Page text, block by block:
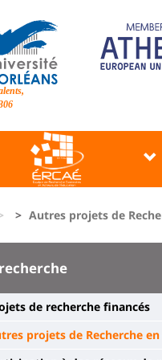
Site
Autres projets de
de recherche financés
projets de Recherche